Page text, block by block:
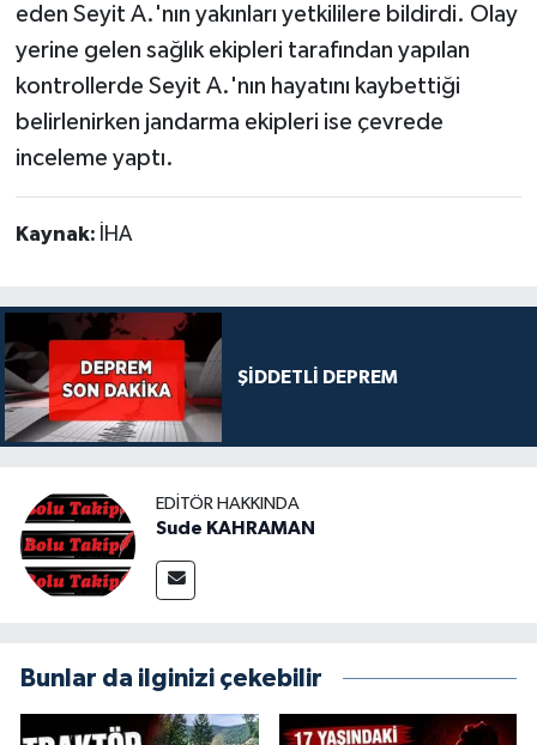
eden Seyit A.'nın yakınları yetkililere bildirdi. Olay
yerine gelen sağlık ekipleri tarafından yapılan
kontrollerde Seyit A.'nın hayatını kaybettiği
belirlenirken jandarma ekipleri ise çevrede
inceleme yaptı.
Kaynak: İHA
ŞİDDETLİ DEPREM
EDITÖR HAKKINDA
Sude KAHRAMAN
Bunlar da ilginizi çekebilir